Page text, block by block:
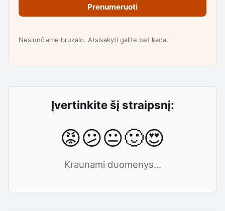
Prenumeruoti
Nesiunčiame brukalo. Atsisakyti galite bet kada.
Įvertinkite šį straipsnį:
😡😕😐🙂😍
Kraunami duomenys...